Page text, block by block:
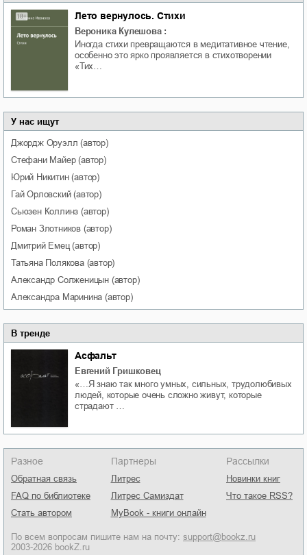
Лето вернулось. Стихи
Вероника Кулешова :
Иногда стихи превращаются в медитативное чтение,
особенно это ярко проявляется в стихотворении
«Тих…
У нас ищут
Джордж Оруэлл (автор)
Стефани Майер(автор)
Юрий Никитин(автор)
Гай Орловский(автор)
Сьюзен Коллинз (автор)
Роман Злотников (автор)
Дмитрий Емец(автор)
Татьяна Полякова(автор)
Александр Солженицын (автор)
Александра Маринина (автор)
В тренде
Асфальт
Евгений Гришковец
«…Я знаю так много умных, сильных, трудолюбивых
людей, которые очень сложно живут, которые
страдают …
Разное
Обратная связь
FAQ по библиотеке
Стать автором
Партнеры
Литрес
Литрес Самиздат
MyBook - книги онлайн
Рассылки
Новинки книг
Что такое RSS?
По всем вопросам пишите нам на почту: support@bookz.ru
2003-2026 bookZ.ru